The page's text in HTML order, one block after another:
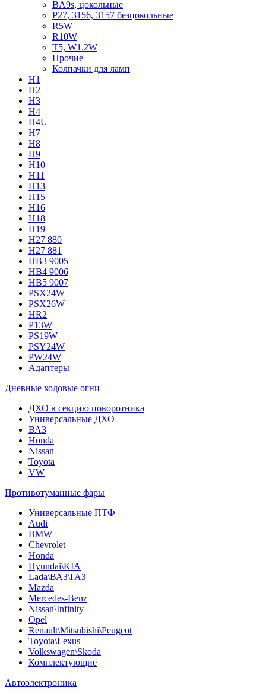
BA9s, цокольные
P27, 3156, 3157 безцокольные
R5W
R10W
T5, W1.2W
Прочие
Колпачки для ламп
H1
H2
H3
H4
H4U
H7
H8
H9
H10
H11
H13
H15
H16
H18
H19
H27 880
H27 881
HB3 9005
HB4 9006
HB5 9007
PSX24W
PSX26W
HR2
P13W
PS19W
PSY24W
PW24W
Адаптеры
Дневные ходовые огни
ДХО в секцию поворотника
Универсальные ДХО
ВАЗ
Honda
Nissan
Toyota
VW
Противотуманные фары
Универсальные ПТФ
Audi
BMW
Chevrolet
Honda
Hyundai\KIA
Lada\ВАЗ\ГАЗ
Mazda
Mercedes-Benz
Nissan\Infinity
Opel
Renault\Mitsubishi\Peugeot
Toyota\Lexus
Volkswagen\Skoda
Комплектующие
Автоэлектроника